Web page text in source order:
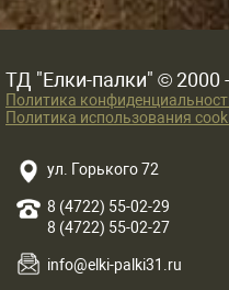
ТД "Елки-палки" © 2000
Политика
Политика использования
ул. Горького 72
8 (4722) 55-02-29
8 (4722) 55-02-27
info@elki-palki31.ru